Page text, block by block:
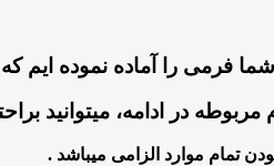
فرمی را آماده نموده ایم
در ادامه، میتوانید
تمام موارد الزامی میباشد .